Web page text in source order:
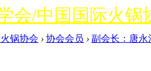
会/中国国际火
锅协会 › 协会会员 › 副会长：唐永